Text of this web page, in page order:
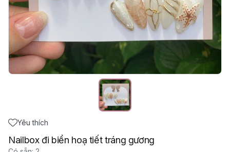
Yêu thích
Nailbox đi biển hoạ tiết tráng gương